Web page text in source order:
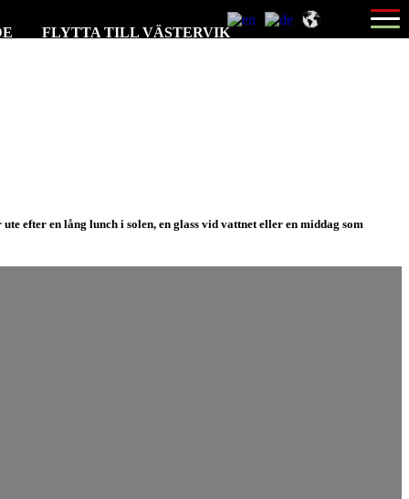
Öppna
menyn
FLYTTA TILL VÄSTERVIK
efter en lång lunch i solen, en glass vid vattnet eller en middag som